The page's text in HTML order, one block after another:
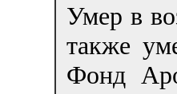
Умер в
также
Фонд